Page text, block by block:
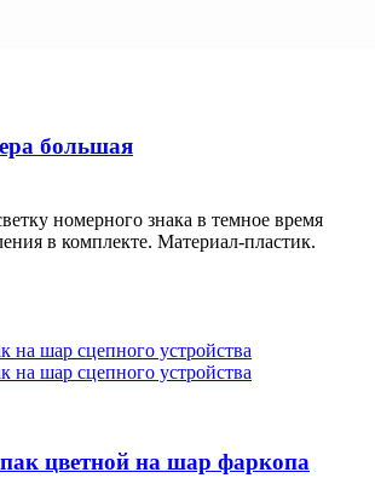
большая
номерного знака в темное время
в комплекте. Материал-пластик.
цветной на шар фаркопа